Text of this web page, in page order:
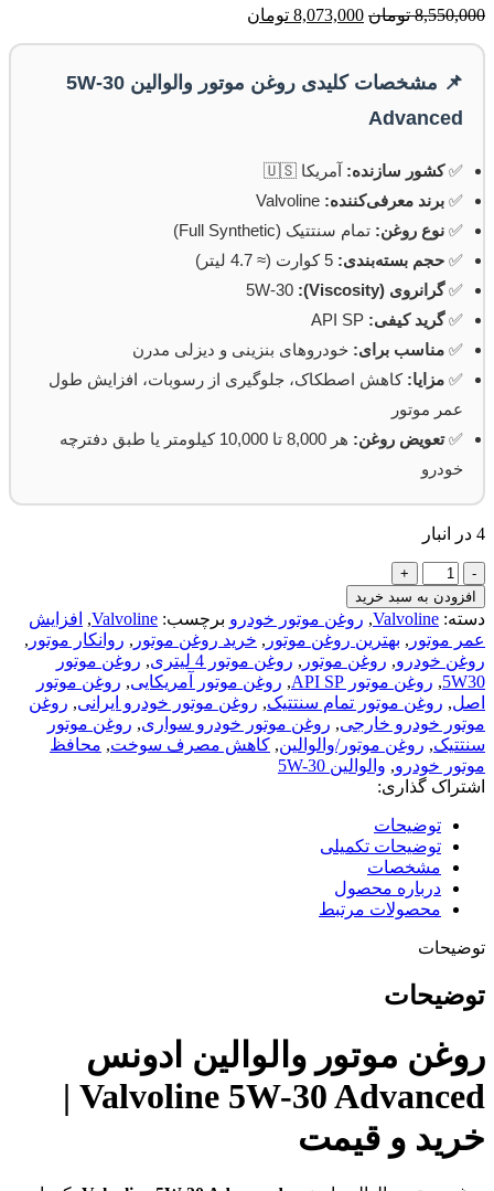
8,550,000 تومان قیمت
بود.
8,073,000 تومان
📌 مشخصات کلیدی روغن موتور والوالین 5W-30
Advanced
✅کشور سازنده: آمریکا 🇺🇸
✅ برند معرفی‌کننده:
✅ نوع روغن: تمام سنتتیک (Full Synthetic)
✅ حجم بسته‌بندی:
✅گرانروی (Viscosity):
✅گرید کیفی:
✅ مناسب برای: خودروهای بنزینی و دیزلی مدرن
✅ مزایا: کاهش اصطکاک، جلوگیری از رسوبات، افزایش طول
عمر موتور
✅تعویض روغن:
هر 8,000 تا 10,000 کیلومتر یا طبق دفترچه
خودرو
4 در انبار
روغن
موتور
والوالین
ادونس
Valvoline
5W-
30API
SP
Advanced
|
خرید
و
عدد
افزودن به سبد خرید
دسته: Valvoline
, روغن موتور خودرو برچسب: Valvoline
, افزایش
عمر موتور , بهترین روغن موتور , خرید روغن موتور , روانکار موتور ,
روغن خودرو, روغن موتور , روغن موتور 4 لیتری , روغن موتور
5W30
, روغن موتور API SP , روغن موتور آمریکایی, روغن موتور
اصل, روغن موتور تمام سنتتیک, روغن موتور خودرو ایرانی, روغن
موتور خودرو خارجی, روغن موتور خودرو سواری, روغن موتور
سنتتیک, روغن موتور/والوالین, کاهش مصرف سوخت, محافظ
موتور خودرو, والوالین 5W-30
اشتراک گذاری:
توضیحات
توضیحات تکمیلی
مشخصات
درباره محصول
محصولات مرتبط
توضیحات
توضیحات
روغن موتور والوالین ادونس
Valvoline 5W-30 Advanced |
خرید و قیمت